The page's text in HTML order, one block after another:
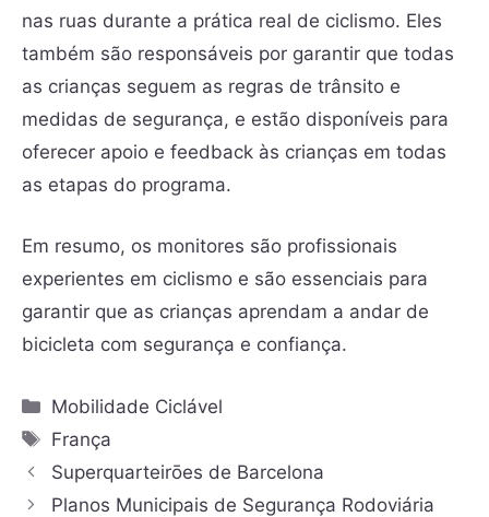
nas ruas durante a prática real de ciclismo. Eles
também são responsáveis por garantir que todas
as crianças seguem as regras de trânsito e
medidas de segurança, e estão disponíveis para
oferecer apoio e feedback às crianças em todas
as etapas do programa.
Em resumo, os monitores são profissionais
experientes em ciclismo e são essenciais para
garantir que as crianças aprendam a andar de
bicicleta com segurança e confiança.
Mobilidade Ciclável
França
Superquarteirōes de Barcelona
Planos Municipais de Segurança Rodoviária